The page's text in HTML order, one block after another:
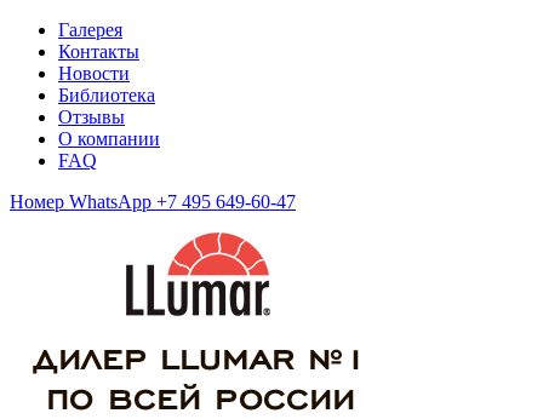
Галерея
Контакты
Новости
Библиотека
Отзывы
О компании
FAQ
Номер WhatsApp +7 495 649-60-47